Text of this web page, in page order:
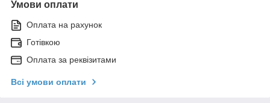
Умови оплати
Оплата на рахунок
Готівкою
Оплата за реквізитами
Всі умови оплати